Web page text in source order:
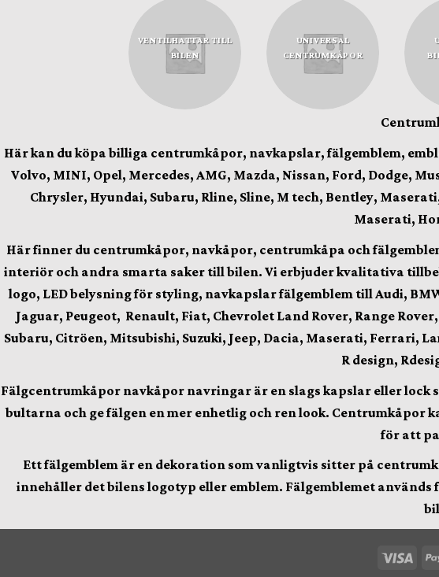
produkten
har
flera
varianter.
De
olika
väljas
på
produktsidan
VENTILHATTAR TILL
BILEN
UNIVERSAL
CENTRUMKÅPOR
Här kan du köpa billiga centrumkåpor, navkapslar, fälgemblem,
Volvo, MINI, Opel, Mercedes, AMG, Mazda, Nissan, Ford, Dodge,
Chrysler, Hyundai, Subaru, Rline, Sline, M tech, Bentley,
Maserati,
Här finner ducentrumkåpor, navkåpor, centrumkåpa och
interiör och andra smarta saker till bilen.Vi erbjuder kvalitativa
logo, LED belysning för styling, navkapslar fälgemblem till Audi,
Jaguar, Peugeot, Renault, Fiat, Chevrolet Land Rover, Range
Subaru, Citröen, Mitsubishi, Suzuki, Jeep, Dacia, Maserati, Ferrari,
R design,
Fälgcentrumkåpornavkåpor navringar är en slags kapslar eller lock
bultarna och ge fälgen en mer enhetlig och ren look.
för att
Ett fälgemblem är en dekoration som vanligtvis sitter på
innehåller det bilens logotyp eller emblem. Fälgemblemet
Visa